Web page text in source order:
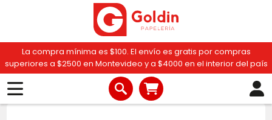
La compra mínima es $100. El envío es gratis por compras
superiores a $2500 en Montevideo y a $4000 en el interior del país